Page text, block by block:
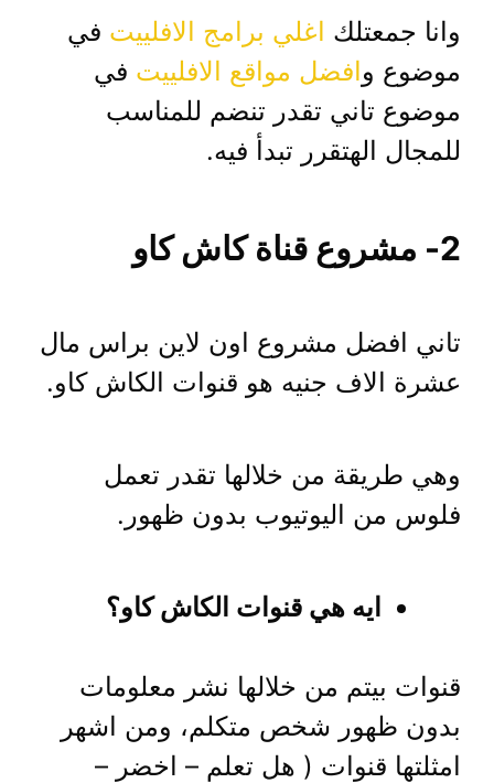
وانا جمعتلك اغلي برامج الافلييت في
موضوع وافضل مواقع الافلييت في
موضوع تاني تقدر تنضم للمناسب
للمجال الهتقرر تبدأ فيه.
2- مشروع قناة كاش كاو
تاني افضل مشروع اون لاين براس مال
عشرة الاف جنيه هو قنوات الكاش كاو.
وهي طريقة من خلالها تقدر تعمل
فلوس من اليوتيوب بدون ظهور.
ايه هي قنوات الكاش كاو؟
قنوات بيتم من خلالها نشر معلومات
بدون ظهور شخص متكلم، ومن اشهر
امثلتها قنوات ( هل تعلم – اخضر –